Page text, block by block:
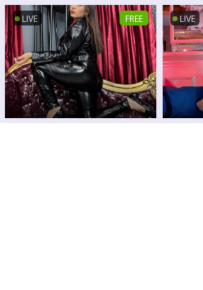
LIVE FREE LIVE